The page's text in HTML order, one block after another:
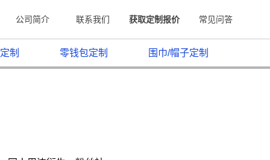
公司简介 联系我们 获取定制报价 常见问答
制 零钱包定制 围巾/帽子定制